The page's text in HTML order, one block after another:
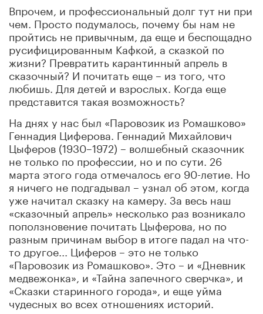
Впрочем, и профессиональный долг тут ни при
чем. Простоподумалось, почему бы нам не
пройтись не привычным, да еще и беспощадно
русифицированным Кафкой, а сказкой по
жизни? Превратить карантинный апрель в
сказочный? И почитать еще – из того, что
любишь. Для детей и взрослых. Когда еще
представится такая возможность?
На днях у нас был «Паровозик из Ромашково»
Геннадия Циферова. Геннадий Михайлович
Цыферов (1930–1972) – волшебный сказочник
не только по профессии, но и по сути. 26
марта этого года отмечалось его 90-летие. Но
я ничего не подгадывал – узнал об этом, когда
уже начитал сказку на камеру. За весь наш
«сказочный апрель» несколько раз возникало
поползновение почитать Цыферова, но по
разным причинам выбор в итоге падал на что-
то другое... Циферов – это не только
«Паровозик из Ромашково». Это – и «Дневник
медвежонка», и «Тайна запечного сверчка», и
«Сказки старинного города», и еще уйма
чудесных во всех отношениях историй.